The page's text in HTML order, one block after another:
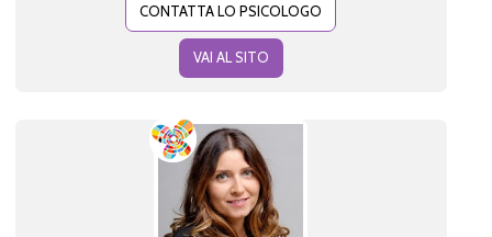
CONTATTA LO PSICOLOGO
VAI AL SITO